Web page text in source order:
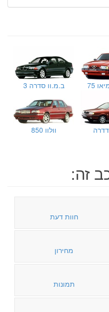
75 ב.מ.וו סדרה 3
וולוו 850
זה:
חוות דעת
מחירון
תמונות